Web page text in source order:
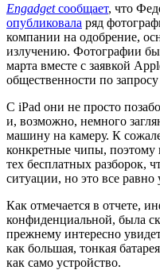
Engadgetсообщает, что
опубликовала ряд
компании на одобрение,
излучению. Фотографии
марта вместе с заявкой
общественности по
С iPad они не просто
и, возможно, немного
машину на камеру. К
конкретные чипы, поэтому
тех бесплатных разборок,
ситуации, но это все равно
Как отмечается в отчете,
конфиденциальной, была
прежнему интересно
как большая, тонкая
как само устройство.